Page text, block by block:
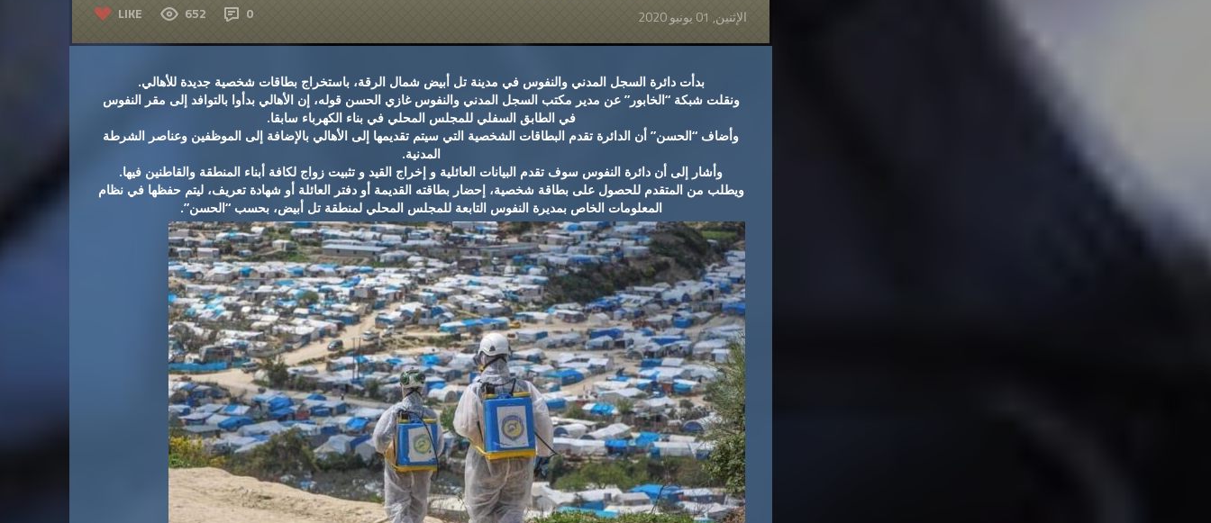
LIKE 652 0 الإثنين, 01 يونيو 2020
بدأت دائرة السجل المدني والنفوس في مدينة تل أبيض شمال الرقة، باستخراج بطاقات شخصية جديدة للأهالي.
ونقلت شبكة “الخابور” عن مدير مكتب السجل المدني والنفوس غازي الحسن قوله، إن الأهالي بدأوا بالتوافد إلى مقر النفوس
في الطابق السفلي للمجلس المحلي في بناء الكهرباء سابقا.
وأضاف “الحسن” أن الدائرة تقدم البطاقات الشخصية التي سيتم تقديمها إلى الأهالي بالإضافة إلى الموظفين وعناصر الشرطة
المدنية.
وأشار إلى أن دائرة النفوس سوف تقدم البيانات العائلية و إخراج القيد و تثبيت زواج لكافة أبناء المنطقة والقاطنين فيها.
ويطلب من المتقدم للحصول على بطاقة شخصية، إحضار بطاقته القديمة أو دفتر العائلة أو شهادة تعريف، ليتم حفظها في نظام
المعلومات الخاص بمديرة النفوس التابعة للمجلس المحلي لمنطقة تل أبيض، بحسب “الحسن”.